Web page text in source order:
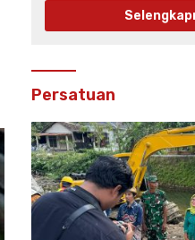
Persatuan